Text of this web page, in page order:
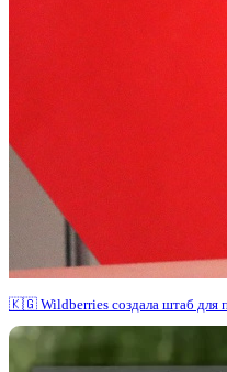
🇰🇬 Wildberries создала штаб для